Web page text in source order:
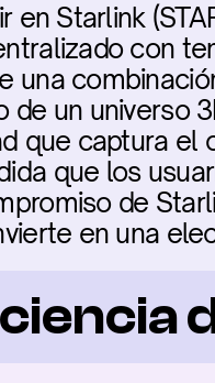
en Starlink
con
una
de un universo
que captura el
que los
de
en una